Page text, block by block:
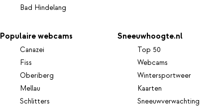
Bad Hindelang
Populaire webcams
Canazei
Fiss
Oberiberg
Mellau
Schlitters
Sneeuwhoogte.nl
Top 50
Webcams
Wintersportweer
Kaarten
Sneeuwverwachting